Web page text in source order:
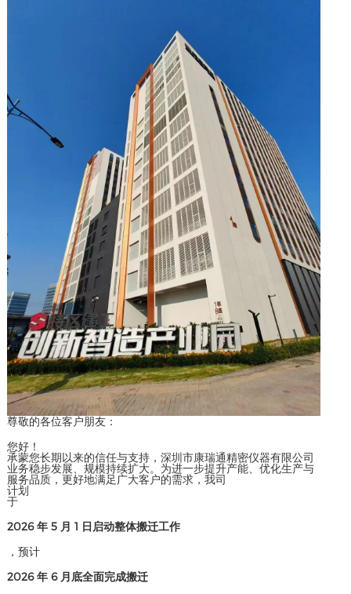
尊敬的各位客户朋友：
您好！
承蒙您长期以来的信任与支持，深圳市康瑞通精密仪器有限公司
业务稳步发展、规模持续扩大。为进一步提升产能、优化生产与
服务品质，更好地满足广大客户的需求，我司
计划
于
2026 年 5 月 1 日启动整体搬迁工作
，预计
2026 年 6 月底全面完成搬迁